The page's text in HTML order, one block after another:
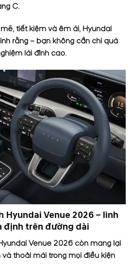
C.
tiết kiệm và êm ái, Hyundai
rằng – bạn không cần chi quá
lái đỉnh cao.
Hyundai Venue 2026 – linh
định trên đường dài
Venue 2026 còn mang lại
thoải mái trong mọi điều kiện